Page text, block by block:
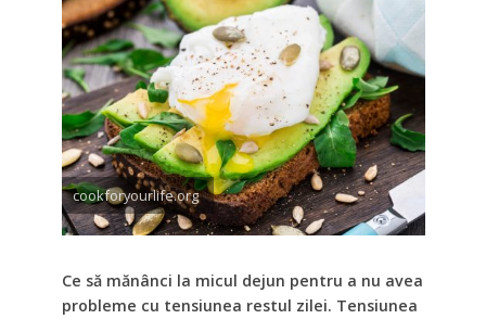
cookforyourlife.org
Ce să mănânci la micul dejun pentru a nu avea
probleme cu tensiunea restul zilei. Tensiunea